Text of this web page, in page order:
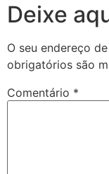
Deixe
O seu endereço
obrigatórios são
Comentário *